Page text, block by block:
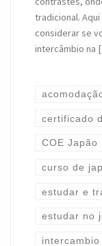
tradicional.
considerar se
intercâmbio na
certificado
COE Japão
curso de
estudar e
estudar no